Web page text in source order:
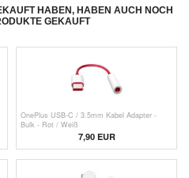
HABEN, HABEN AUCH NOCH
GEKAUFT
OnePlus USB-C / 3.5mm Kabel Adapter -
Bulk - Rot / Weiß
7,90 EUR